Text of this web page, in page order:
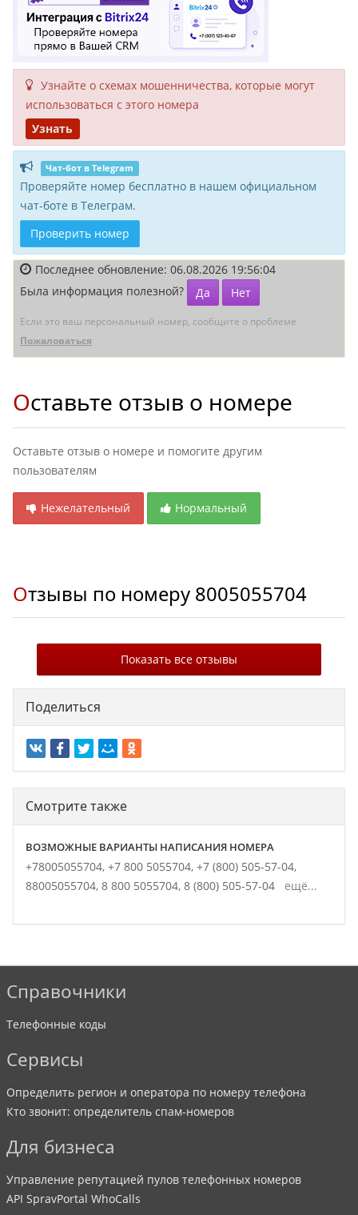
Узнайте о схемах мошенни­чества, кото­рые могут
исполь­зоваться с этого номера
Узнать
Чат-бот в Telegram
Проверяйте номер бесплатно в нашем официальном
чат-боте в Телеграм.
Проверить номер
Последнее обновление: 06.08.2026 19:56:04
Была информация полезной?
Да Нет
Если это ваш персональный номер, сообщите о проблеме
Пожаловаться
Оставьте отзыв о номере
Оставьте отзыв о номере и помогите другим
пользователям
Нежелательный Нормальный
Отзывы по номеру 8005055704
Показать все отзывы
Поделиться
Смотрите также
ВОЗМОЖНЫЕ ВАРИАНТЫ НАПИСАНИЯ НОМЕРА
+78005055704, +7 800 5055704, +7 (800) 505-57-04,
88005055704, 8 800 5055704, 8 (800) 505-57-04 ещё...
Справочники
Телефонные коды
Сервисы
Определить регион и оператора по номеру телефона
Кто звонит: определитель спам-номеров
Для бизнеса
Управление репутацией пулов телефонных номеров
API SpravPortal WhoCalls